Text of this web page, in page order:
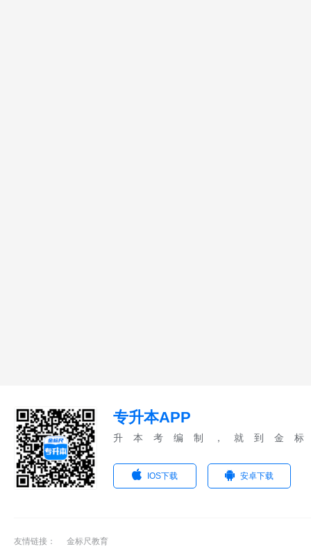
专升本APP
升本考编制，就到金
IOS下载 安卓下载
友情链接： 金标尺教育